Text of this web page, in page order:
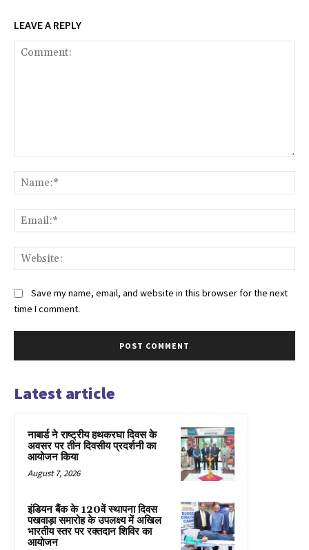
LEAVE A REPLY
Save my name, email, and website in this browser for the next
time I comment.
Latest article
नाबार्ड ने राष्ट्रीय हथकरघा दिवस के
अवसर पर तीन दिवसीय प्रदर्शनी का
आयोजन किया
August 7, 2026
इंडियन बैंक के 120वें स्थापना दिवस
पखवाड़ा समारोह के उपलक्ष्य में अखिल
भारतीय स्तर पर रक्तदान शिविर का
आयोजन